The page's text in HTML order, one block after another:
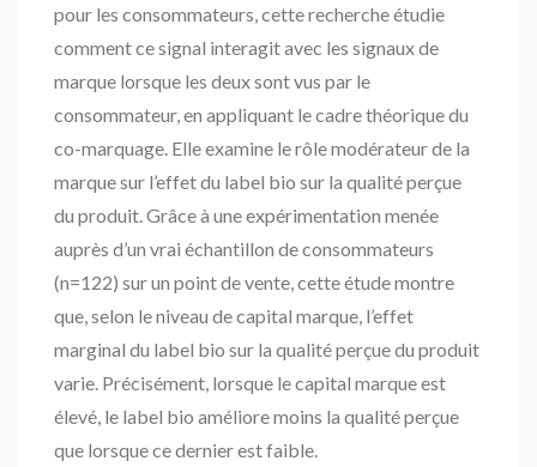
pour les consommateurs, cette recherche étudie
comment ce signal interagit avec les signaux de
marque lorsque les deux sont vus par le
consommateur, en appliquant le cadre théorique du
co-marquage. Elle examine le rôle modérateur de la
marque sur l’effet du label bio sur la qualité perçue
du produit. Grâce à une expérimentation menée
auprès d’un vrai échantillon de consommateurs
(n=122) sur un point de vente, cette étude montre
que, selon le niveau de capital marque, l’effet
marginal du label bio sur la qualité perçue du produit
varie. Précisément, lorsque le capital marque est
élevé, le label bio améliore moins la qualité perçue
que lorsque ce dernier est faible.